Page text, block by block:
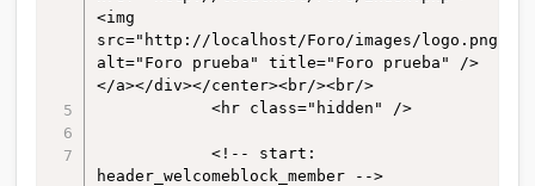
<img
src="http://localhost/Foro/images/logo.png"
alt="Foro prueba" title="Foro prueba" />
</a></div></center><br/><br/>
header_welcomeblock_member -->